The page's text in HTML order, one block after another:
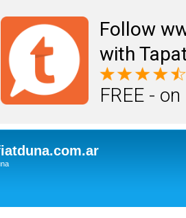
Follow
with
FREE -